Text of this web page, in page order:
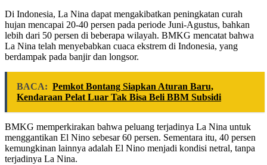
Di Indonesia, La Nina dapat mengakibatkan peningkatan curah
hujan mencapai 20-40 persen pada periode Juni-Agustus, bahkan
lebih dari 50 persen di beberapa wilayah. BMKG mencatat bahwa
La Nina telah menyebabkan cuaca ekstrem di Indonesia, yang
berdampak pada banjir dan longsor.
BACA: Pemkot Bontang Siapkan Aturan Baru,
Kendaraan Pelat Luar Tak Bisa Beli BBM Subsidi
BMKG memperkirakan bahwa peluang terjadinya La Nina untuk
menggantikan El Nino sebesar 60 persen. Sementara itu, 40 persen
kemungkinan lainnya adalah El Nino menjadi kondisi netral, tanpa
terjadinya La Nina.